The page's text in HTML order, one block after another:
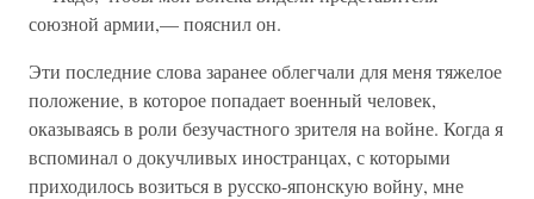
союзной армии,— пояснил он.
Эти последние слова заранее облегчали для меня тяжелое
положение, в которое попадает военный человек,
оказываясь в роли безучастного зрителя на войне. Когда я
вспоминал о докучливых иностранцах, с которыми
приходилось возиться в русско-японскую войну, мне